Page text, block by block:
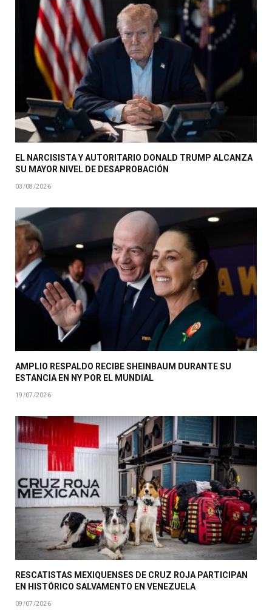
EL NARCISISTA Y AUTORITARIO DONALD TRUMP ALCANZA
SU MAYOR NIVEL DE DESAPROBACIÓN
03/08/2026
AMPLIO RESPALDO RECIBE SHEINBAUM DURANTE SU
ESTANCIA EN NY POR EL MUNDIAL
19/07/2026
RESCATISTAS MEXIQUENSES DE CRUZ ROJA PARTICIPAN
EN HISTÓRICO SALVAMENTO EN VENEZUELA
09/07/2026